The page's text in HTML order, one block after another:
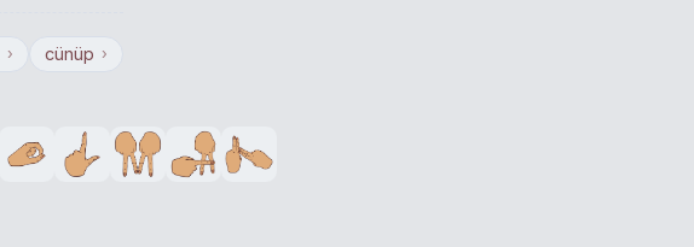
› cünüp ›